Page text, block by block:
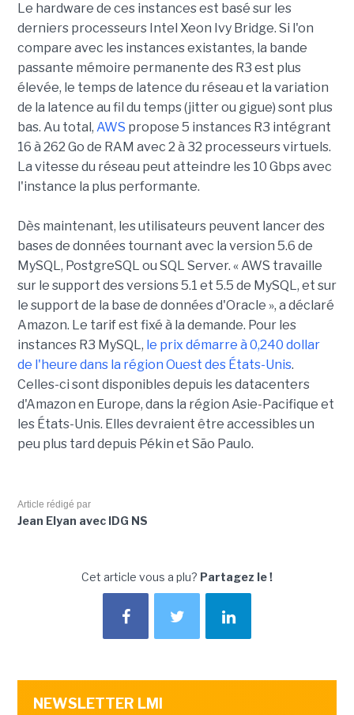
Le hardware de ces instances est basé sur les
derniers processeurs Intel Xeon Ivy Bridge. Si l'on
compare avec les instances existantes, la bande
passante mémoire permanente des R3 est plus
élevée, le temps de latence du réseau et la variation
de la latence au fil du temps (jitter ou gigue) sont plus
bas. Au total, AWS propose 5 instances R3 intégrant
16 à 262 Go de RAM avec 2 à 32 processeurs virtuels.
La vitesse du réseau peut atteindre les 10 Gbps avec
l'instance la plus performante.
Dès maintenant, les utilisateurs peuvent lancer des
bases de données tournant avec la version 5.6 de
MySQL, PostgreSQL ou SQL Server. « AWS travaille
sur le support des versions 5.1 et 5.5 de MySQL, et sur
le support de la base de données d'Oracle », a déclaré
Amazon. Le tarif est fixé à la demande. Pour les
instances R3 MySQL, le prix démarre à 0,240 dollar
de l'heure dans la région Ouest des États-Unis.
Celles-ci sont disponibles depuis les datacenters
d'Amazon en Europe, dans la région Asie-Pacifique et
les États-Unis. Elles devraient être accessibles un
peu plus tard depuis Pékin et São Paulo.
Article rédigé par
Jean Elyan avec IDG NS
Cet article vous a plu? Partagez le !
NEWSLETTER LMI